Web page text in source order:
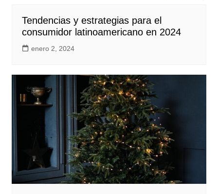
Tendencias y estrategias para el
consumidor latinoamericano en 2024
enero 2, 2024